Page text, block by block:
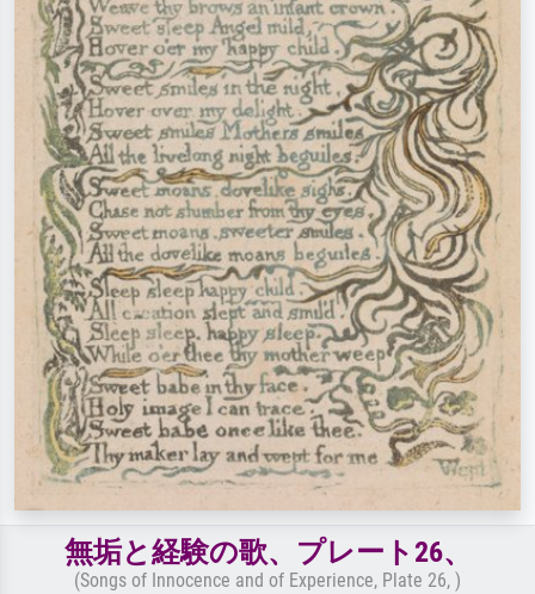
無垢と経験の歌、プレート26、
(Songs of Innocence and of Experience, Plate 26, )